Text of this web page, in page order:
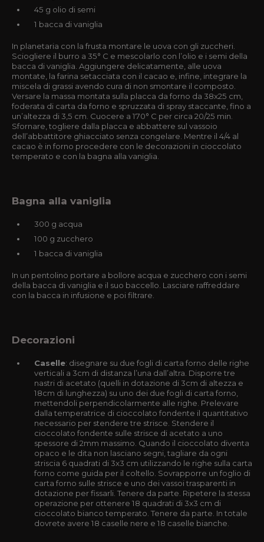
45 g olio di semi
1 bacca di vaniglia
In planetaria con la frusta montare le uova con gli zuccheri.
Sciogliere il burro a 35° C e mescolarlo con l’olio e i semi della
bacca di vaniglia. Aggiungere delicatamente, alle uova
montate, la farina setacciata con il cacao e, infine, integrare la
miscela di grassi avendo cura di non smontare il composto.
Versare la massa montata sulla placca da forno da 38x25 cm,
foderata di carta da forno e spruzzata di spray staccante, fino a
un’altezza di 3,5 cm. Cuocere a 170° C per circa 20/25 min.
Sfornare, togliere dalla placca e abbattere sul vassoio
dell’abbattitore ghiacciato senza congelare. Mentre il 4/4 al
cacao è in forno procedere con le decorazioni in cioccolato
temperato e con la bagna alla vaniglia.
Bagna alla vaniglia
300 g acqua
100 g zucchero
1 bacca di vaniglia
In un pentolino portare a bollore acqua e zucchero con i semi
della bacca di vaniglia e il suo baccello. Lasciare raffreddare
con la bacca in infusione e poi filtrare.
Decorazioni
Caselle: disegnare su due fogli di carta forno delle righe
verticali a 3cm di distanza l’una dall’altra. Disporre tre
nastri di acetato (quelli in dotazione di 3cm di altezza e
18cm di lunghezza) su uno dei due fogli di carta forno,
mettendoli perpendicolarmente alle righe. Prelevare
dalla temperatrice di cioccolato fondente il quantitativo
necessario per stendere tre strisce. Stendere il
cioccolato fondente sulle strisce di acetato a uno
spessore di 2mm massimo. Quando il cioccolato diventa
opaco e le dita non lasciano segni, tagliare da ogni
striscia 6 quadrati di 3x3 cm utilizzando le righe sulla carta
forno come guida per il coltello. Sovrapporre un foglio di
carta forno sulle strisce e uno dei vassoi trasparenti in
dotazione per fissarli. Tenere da parte. Ripetere la stessa
operazione per ottenere 18 quadrati di 3x3 cm di
cioccolato bianco temperato. Tenere da parte. In totale
dovrete avere 18 caselle nere e 18 caselle bianche.